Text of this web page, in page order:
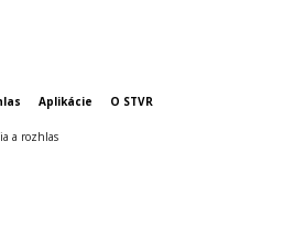
Aplikácie O STVR
a rozhlas